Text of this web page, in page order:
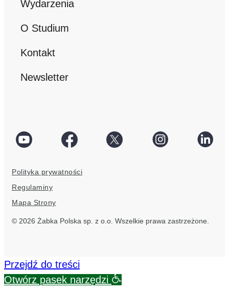
Wydarzenia
O Studium
Kontakt
Newsletter
© 2026 Żabka Polska sp. z o.o. Wszelkie prawa zastrzeżone.
social
Facebook
link
Twitter
Instagram
Polityka prywatności
Regulaminy
Mapa Strony
Przejdź do treści
Otwórz pasek narzędzi